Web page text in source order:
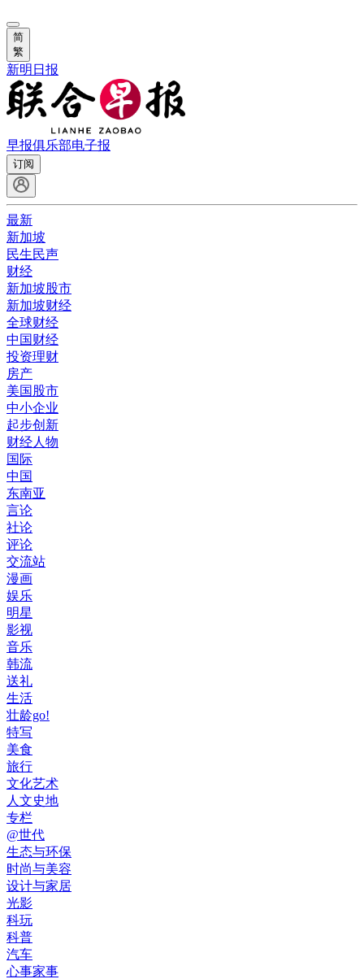
简
繁
新明日报
早报俱乐部电子报
订阅
最新
新加坡
民生民声
财经
新加坡股市
新加坡财经
全球财经
中国财经
投资理财
房产
美国股市
中小企业
起步创新
财经人物
国际
中国
东南亚
言论
社论
评论
交流站
漫画
娱乐
明星
影视
音乐
韩流
送礼
生活
壮龄go!
特写
美食
旅行
文化艺术
人文史地
专栏
@世代
生态与环保
时尚与美容
设计与家居
光影
科玩
科普
汽车
心事家事